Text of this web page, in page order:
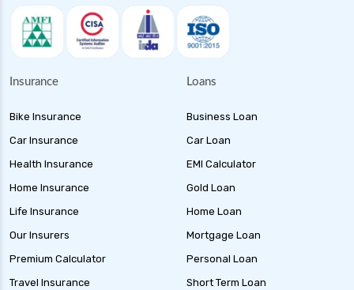
Insurance
Bike Insurance
Car Insurance
Health Insurance
Home Insurance
Life Insurance
Our Insurers
Premium Calculator
Travel Insurance
Loans
Business Loan
Car Loan
EMI Calculator
Gold Loan
Home Loan
Mortgage Loan
Personal Loan
Short Term Loan